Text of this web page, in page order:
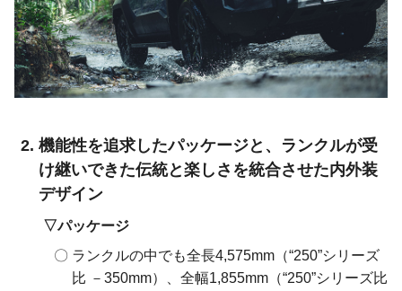
機能性を追求したパッケージと、ランクルが受
け継いできた伝統と楽しさを統合させた内外装
デザイン
パッケージ
ランクルの中でも全長4,575mm（“250”シリーズ
比 －350mm）、全幅1,855mm（“250”シリーズ比